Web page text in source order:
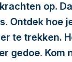
op.
Ontdek hoe
te trekken.
gedoe. Kom